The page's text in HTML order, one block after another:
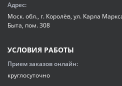
Адрес:
Моск. обл., г. Королёв, ул. Карла
Быта, пом. 308
УСЛОВИЯ РАБОТЫ
Прием заказов онлайн:
круглосуточно